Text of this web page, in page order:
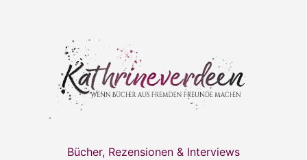
Bücher, Rezensionen & Interviews